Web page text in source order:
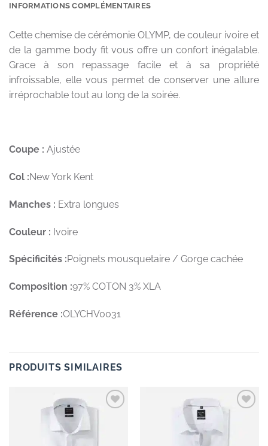
INFORMATIONS COMPLÉMENTAIRES
Cette chemise de cérémonie OLYMP, de couleur ivoire et
de la gamme body fit vous offre un confort inégalable.
Grace à son repassage facile et à sa propriété
infroissable, elle vous permet de conserver une allure
irréprochable tout au long de la soirée.
Coupe : Ajustée
Col :New York Kent
Manches : Extra longues
Couleur : Ivoire
Spécificités :Poignets mousquetaire / Gorge cachée
Composition :97% COTON 3% XLA
Référence :OLYCHV0031
PRODUITS SIMILAIRES